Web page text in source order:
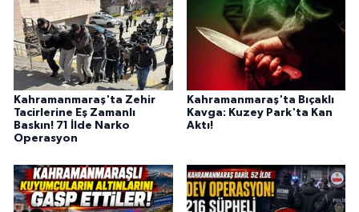
Kahramanmaraş'ta Zehir
Tacirlerine Eş Zamanlı
Baskın! 71 İlde Narko
Operasyon
Kahramanmaraş'ta Bıçaklı
Kavga: Kuzey Park'ta Kan
Aktı!
HABERDE İNSAN